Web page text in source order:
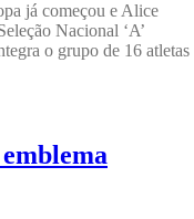
já começou e Alice
Nacional ‘A’
o grupo de 16 atletas